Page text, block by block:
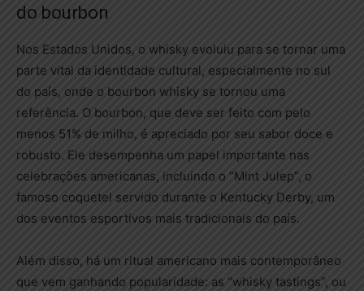
do bourbon
Nos Estados Unidos, o whisky evoluiu para se tornar uma
parte vital da identidade cultural, especialmente no sul
do país, onde o bourbon whisky se tornou uma
referência. O bourbon, que deve ser feito com pelo
menos 51% de milho, é apreciado por seu sabor doce e
robusto. Ele desempenha um papel importante nas
celebrações americanas, incluindo o “Mint Julep”, o
famoso coquetel servido durante o Kentucky Derby, um
dos eventos esportivos mais tradicionais do país.
Além disso, há um ritual americano mais contemporâneo
que vem ganhando popularidade: as “whisky tastings”, ou